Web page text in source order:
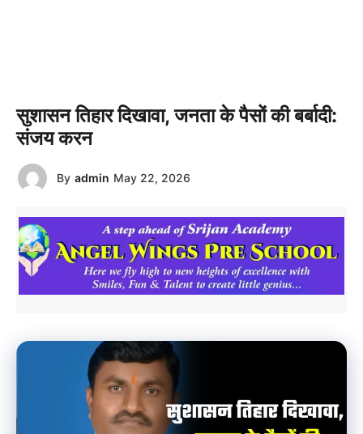
सुशासन तिहार दिखावा, जनता के पैसों की बर्बादी:
संजय करन
By admin May 22, 2026